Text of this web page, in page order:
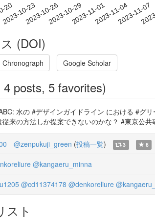
20
2023-10-232023-10-262023-10-292023-11-012023-11-042023-11-07
(DOI)
Chronograph Google Scholar
posts, 5 favorites)
水の #デザインガイドライン における #グ
来の方法しか提案できないのかな？ #東京公
@zenpukuji_green (投稿一覧) 3 6
@kangaeru_minna
@cd11374178 @denkoreliure
スト